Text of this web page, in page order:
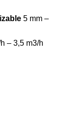
5 mm –
– 3,5 m3/h